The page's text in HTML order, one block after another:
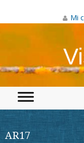
Mi
AR17